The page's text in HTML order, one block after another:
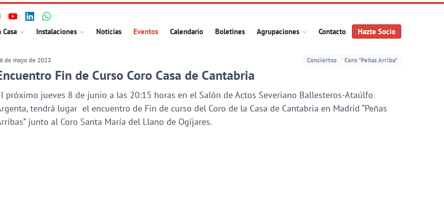
Visita
nuestro
en
Youtube
Visita
nuestro
en
Linkedin
Visita
nuestro
en
WhatsApp
Casa Instalaciones Noticias Eventos Calendario Boletines Agrupaciones Contacto Hazte Socio
de mayo de 2023 Conciertos Coro "Peñas Arriba"
Fin de Curso Coro Casa de Cantabria
próximo jueves 8 de junio a las 20:15 horas en el Salón de Actos Severiano Ballesteros-Ataúlfo
tendrá lugar el encuentro de Fin de curso del Coro de la Casa de Cantabria en Madrid “Peñas
junto al Coro Santa María del Llano de Ogíjares.